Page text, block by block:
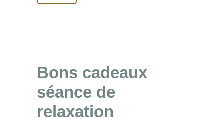
Bons cadeaux
séance de
relaxation